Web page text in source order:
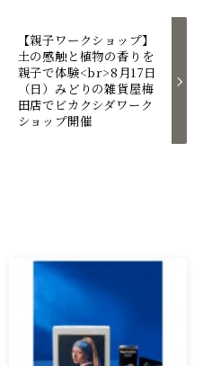
【親子ワークショップ】
土の感触と植物の香りを
親子で体験<br>8月17日
（日）みどりの雑貨屋梅
田店でビカクシダワーク
ショップ開催